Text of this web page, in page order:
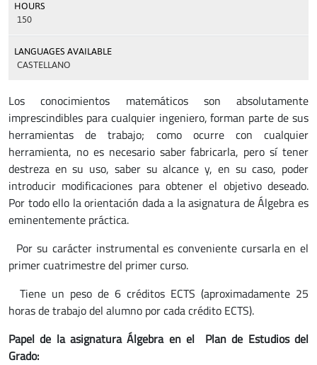
HOURS
150
LANGUAGES AVAILABLE
CASTELLANO
Los conocimientos matemáticos son absolutamente
imprescindibles para cualquier ingeniero, forman parte de sus
herramientas de trabajo; como ocurre con cualquier
herramienta, no es necesario saber fabricarla, pero sí tener
destreza en su uso, saber su alcance y, en su caso, poder
introducir modificaciones para obtener el objetivo deseado.
Por todo ello la orientación dada a la asignatura de Álgebra es
eminentemente práctica.
Por su carácter instrumental es conveniente cursarla en el
primer cuatrimestre del primer curso.
Tiene un peso de 6 créditos ECTS (aproximadamente 25
horas de trabajo del alumno por cada crédito ECTS).
Papel de la asignatura Álgebra en el Plan de Estudios del
Grado: